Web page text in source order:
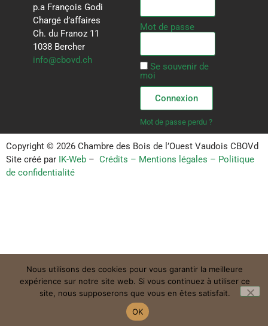
p.a François Godi
Chargé d’affaires
Ch. du Franoz 11
1038 Bercher
info@cbovd.ch
Mot de passe
Se souvenir de
moi
Connexion
Mot de passe perdu ?
Copyright © 2026 Chambre des Bois de l’Ouest Vaudois CBOVd
Site créé par IK-Web – Crédits – Mentions légales – Politique
de confidentialité
Nous utilisons des cookies pour vous garantir la meilleure
expérience sur notre site web. Si vous continuez à utiliser ce
site, nous supposerons que vous en êtes satisfait.
OK